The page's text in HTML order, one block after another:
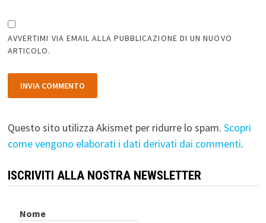
AVVERTIMI VIA EMAIL ALLA PUBBLICAZIONE DI UN NUOVO
ARTICOLO.
Questo sito utilizza Akismet per ridurre lo spam. Scopri
come vengono elaborati i dati derivati dai commenti.
ISCRIVITI ALLA NOSTRA NEWSLETTER
Nome